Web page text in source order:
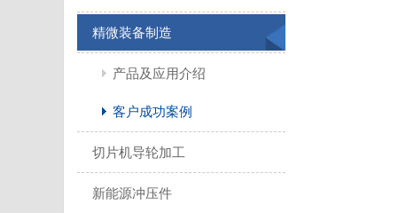
精微装备制造
产品及应用介绍
客户成功案例
切片机导轮加工
新能源冲压件